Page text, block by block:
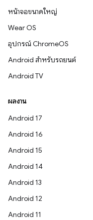
หน้าจอขนาดใหญ่
Wear OS
อุปกรณ์ ChromeOS
Android สำหรับรถยนต์
Android TV
ผลงาน
Android 17
Android 16
Android 15
Android 14
Android 13
Android 12
Android 11